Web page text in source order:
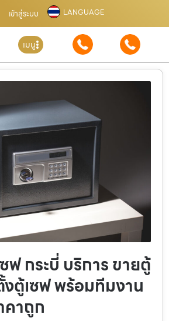
เข้าสู่ระบบ LANGUAGE
เมนู
ฟ กระบี่ บริการ ขายตู้
ตู้เซฟ พร้อมทีมงาน
คาถูก